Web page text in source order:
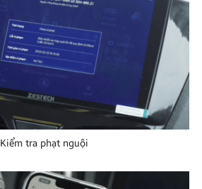
Kiểm tra phạt nguội